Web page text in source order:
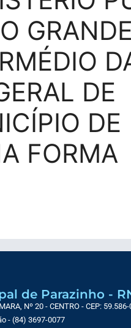
DE
DE
FORMA
de Parazinho -
Nº 20 - CENTRO - CEP:
- (84) 3697-0077